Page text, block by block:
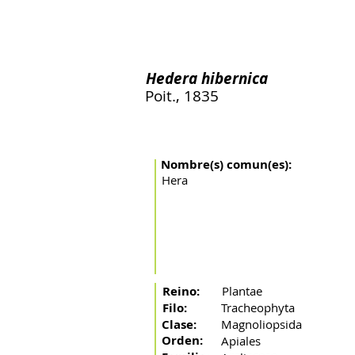
Hedera hibernica
Nombre(s) comun(es):
Reino: Plantae
Filo:
Tracheophyta
Magnoliopsida
Clase:
Apiales
Orden:
Hera
Poit., 1835